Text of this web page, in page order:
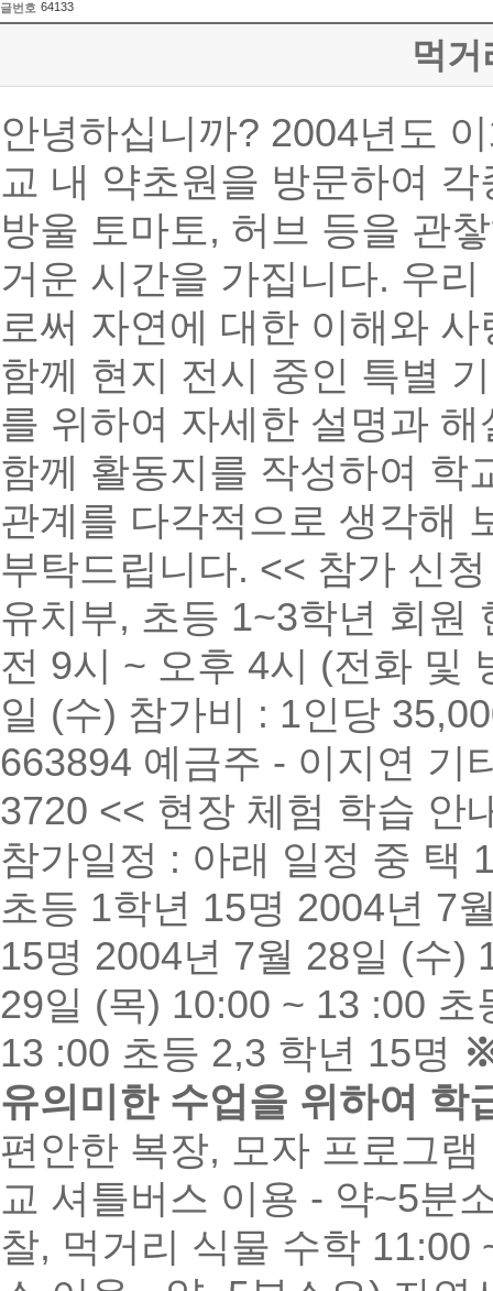
글번호 64133
먹
안녕하십니까? 2004년도
교 내 약초원을 방문하여
방울 토마토, 허브 등을 관
거운 시간을 가집니다. 우
로써 자연에 대한 이해와
함께 현지 전시 중인 특별
를 위하여 자세한 설명과
함께 활동지를 작성하여 학
관계를 다각적으로 생각해
부탁드립니다. << 참가 신
유치부, 초등 1~3학년 회원
전 9시 ~ 오후 4시 (전화 및
일 (수) 참가비 : 1인당
663894 예금주 - 이지연 기
3720 << 현장 체험 학습 안
참가일정 : 아래 일정 중 택
초등 1학년 15명 2004년 7
15명 2004년 7월 28일 (수)
29일 (목) 10:00 ~ 13 :00
13 :00 초등 2,3 학년 15명
유의미한 수업을 위하여 학
편안한 복장, 모자 프로그
교 셔틀버스 이용 - 약~5분
찰, 먹거리 식물 수학 11:00